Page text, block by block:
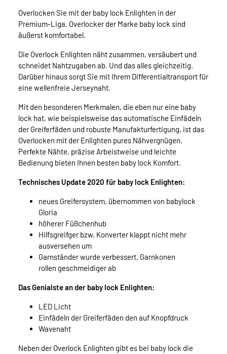
Overlocken Sie mit der baby lock Enlighten in der
Premium-Liga. Overlocker der Marke baby lock sind
äußerst komfortabel.
Die Overlock Enlighten näht zusammen, versäubert und
schneidet Nahtzugaben ab. Und das alles gleichzeitig.
Darüber hinaus sorgt Sie mit Ihrem Differentialtransport für
eine wellenfreie Jerseynaht.
Mit den besonderen Merkmalen, die eben nur eine baby
lock hat, wie beispielsweise das automatische Einfädeln
der Greiferfäden und robuste Manufakturfertigung, ist das
Overlocken mit der Enlighten pures Nähvergnügen.
Perfekte Nähte, präzise Arbeistweise und leichte
Bedienung bieten Ihnen besten baby lock Komfort.
Technisches Update 2020 für baby lock Enlighten:
neues Greifersystem, übernommen von babylock
Gloria
höherer Füßchenhub
Hilfsgreifger bzw. Konverter klappt nicht mehr
ausversehen um
Garnständer wurde verbessert, Garnkonen
rollen geschmeidiger ab
Das Genialste an der baby lock Enlighten:
LED Licht
Einfädeln der Greiferfäden den auf Knopfdruck
Wavenaht
Neben der Overlock Enlighten gibt es bei baby lock die